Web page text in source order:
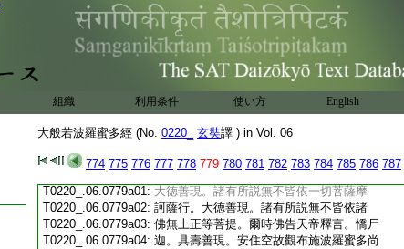
組織 利用条件 使い方 English
大般若波羅蜜多經 (No. 0220_ 玄奘譯 ) in Vol. 06
774 775 776 777 778 779 780 781 782 783 784 785 786 787
T0220_.06.0778c19:自性空無性自性空。大徳善現。諸有所説無
T0220_.06.0778c20: 不皆依眞如法界法性不虚妄性不變異性平
T0220_.06.0778c21:等性離生性法定法住實際虚空界不思議界。
T0220_.06.0778c22:
大徳善現。諸有所説無不皆依苦集滅道聖
諦。大徳善現。諸有所説無不皆依五眼六神
T0220_.06.0778c24:通。大徳善現。諸有所説無不皆依一切陀羅
T0220_.06.0778c25:尼門一切三摩地門。大徳善現。諸有所説無
T0220_.06.0778c26:
不皆依佛十力四無所畏四無礙解大慈大悲
T0220_.06.0778c27:
大喜大捨十八佛不共法。大徳善現。諸有所
T0220_.06.0778c28: 説無不皆依無忘失法恒住捨性。大徳善現。
T0220_.06.0779a01: 大徳善現。諸有所説無不皆依一切菩薩摩
T0220_.06.0779a02: 訶薩行。大徳善現。諸有所説無不皆依諸
T0220_.06.0779a03: 佛無上正等菩提。爾時佛告天帝釋言。憍尸
T0220_.06.0779a04: 迦。具壽善現。安住空故觀布施波羅蜜多尚